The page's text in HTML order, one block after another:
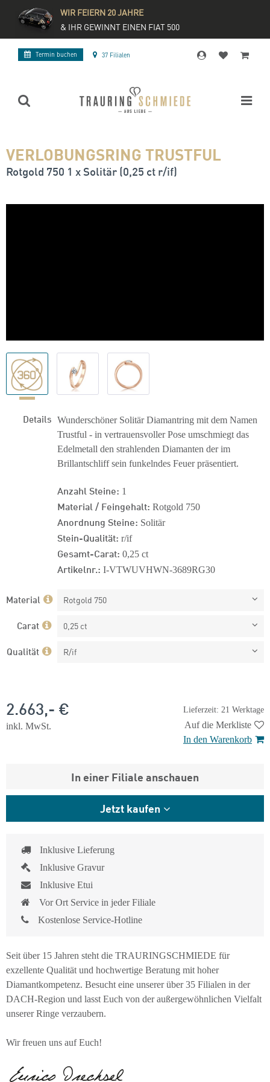
WIR FEIERN 20 JAHRE
& IHR GEWINNT EINEN FIAT 500
Termin buchen 37 Filialen
VERLOBUNGSRING TRUSTFUL
Rotgold 750 1 x Solitär (0,25 ct r/if)
Details Wunderschöner Solitär Diamantring mit dem Namen
Trustful - in vertrauensvoller Pose umschmiegt das
Edelmetall den strahlenden Diamanten der im
Brillantschliff sein funkelndes Feuer präsentiert.
Anzahl Steine: 1
Material / Feingehalt: Rotgold 750
Anordnung Steine: Solitär
Stein-Qualität: r/if
Gesamt-Carat: 0,25 ct
Artikelnr.: I-VTWUVHWN-3689RG30
Material Rotgold 750
Carat 0,25 ct
Qualität R/if
Lieferzeit: 21 Werktage
2.663,- €
inkl. MwSt.
Auf die Merkliste
In den Warenkorb
In einer Filiale anschauen
Jetzt kaufen
Inklusive Lieferung
Inklusive Gravur
Inklusive Etui
Vor Ort Service in jeder Filiale
Kostenlose Service-Hotline
Seit über 15 Jahren steht die TRAURINGSCHMIEDE für
exzellente Qualität und hochwertige Beratung mit hoher
Diamantkompetenz. Besucht eine unserer über 35 Filialen in der
DACH-Region und lasst Euch von der außergewöhnlichen Vielfalt
unserer Ringe verzaubern.
Wir freuen uns auf Euch!